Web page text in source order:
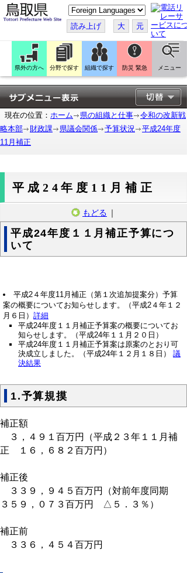
こ
の
ペ
ー
ジ
翻
訳
す
る
読み上げ 大 元
県外の方へ 分野で探す 組織で探す 防災 緊急 メニュー
現在の位置： ホーム 県の組織と仕事
令和の改新戦
略本部
財政課 県議会関係 予算状況
平成24年度
11月補正
平成24年度11月補正
もどる ｜
平成24年度１１月補正予算につ
いて
平成2４年度11月補正（第１次追加提案分）予算
案の概要についてお知らせします。（平成2４年１２
月６日） 詳細
平成24年度１１月補正予算案の概要についてお
知らせします。（平成24年１１月２０日）
平成24年度１１月補正予算案は原案のとおり可
決成立しました。（平成24年１２月１８日） 議
決結果
1.予算規摸
補正額
３，４９１百万円（平成２３年１１月補
正 １６，６８２百万円）
補正後
３３９，９４５百万円（対前年度同期
３５９，０７３百万円 △５．３％）
補正前
３３６，４５４百万円